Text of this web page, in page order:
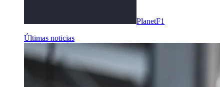
PlanetF1
Últimas noticias